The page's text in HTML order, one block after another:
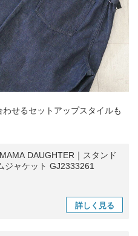
せるセットアップスタイルも
DAUGHTER｜スタンド
ジャケット GJ2333261
詳しく 見る